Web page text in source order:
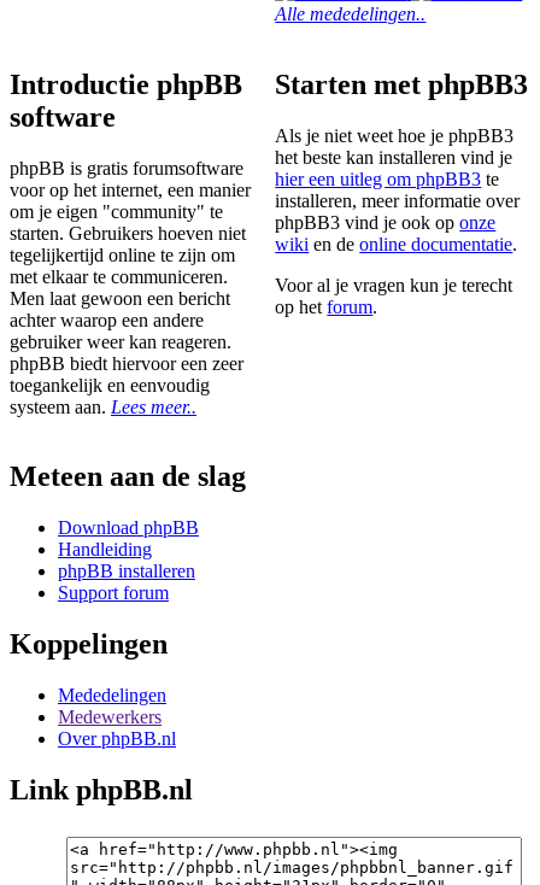
Alle mededelingen..
Introductie phpBB
software
phpBB is gratis forumsoftware
voor op het internet, een manier
om je eigen "community" te
starten. Gebruikers hoeven niet
tegelijkertijd online te zijn om
met elkaar te communiceren.
Men laat gewoon een bericht
achter waarop een andere
gebruiker weer kan reageren.
phpBB biedt hiervoor een zeer
toegankelijk en eenvoudig
systeem aan. Lees meer..
Starten met phpBB3
Als je niet weet hoe je phpBB3
het beste kan installeren vind je
hier een uitleg om phpBB3 te
installeren, meer informatie over
phpBB3 vind je ook oponze
wiki en deonline documentatie.
Voor al je vragen kun je terecht
op hetforum.
Meteen aan de slag
Download phpBB
Handleiding
phpBB installeren
Support forum
Koppelingen
Mededelingen
Medewerkers
Over phpBB.nl
Link phpBB.nl